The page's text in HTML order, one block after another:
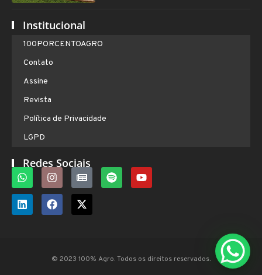
Institucional
100PORCENTOAGRO
Contato
Assine
Revista
Política de Privacidade
LGPD
Redes Sociais
© 2023 100% Agro. Todos os direitos reservados.